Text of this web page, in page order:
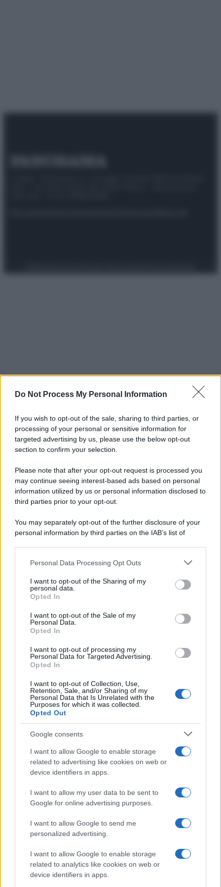
Do Not Process My Personal Information
If you wish to opt-out of the sale, sharing to third parties, or
processing of your personal or sensitive information for
targeted advertising by us, please use the below opt-out
section to confirm your selection.
Please note that after your opt-out request is processed you
may continue seeing interest-based ads based on personal
information utilized by us or personal information disclosed to
third parties prior to your opt-out.
You may separately opt-out of the further disclosure of your
personal information by third parties on the IAB’s list of
This information may also be disclosed by us to third parties
disclose it to other third parties.
Please note that this website/app uses one or more Google
services and may gather and store information including but
not limited to your visit or usage behaviour. You may click to
grant or deny consent to Google and its third-party tags to
consent section.
Personal Data Processing Opt Outs
I want to opt-out of the Sharing of my
personal data.
Opted In
I want to opt-out of the Sale of my
Personal Data.
Opted In
I want to opt-out of processing my
Personal Data for Targeted Advertising.
Opted In
I want to opt-out of Collection, Use,
Retention, Sale, and/or Sharing of my
Personal Data that Is Unrelated with the
Purposes for which it was collected.
Opted Out
Google consents
I want to allow Google to enable storage
related to advertising like cookies on web or
device identifiers in apps.
I want to allow my user data to be sent to
Google for online advertising purposes.
I want to allow Google to send me
personalized advertising.
I want to allow Google to enable storage
related to analytics like cookies on web or
device identifiers in apps.